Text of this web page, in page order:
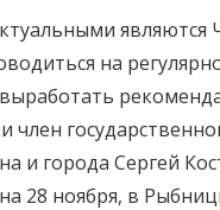
являются
на
член
и города Сергей
28 ноября, в